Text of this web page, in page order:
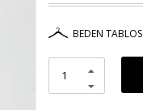
BEDEN